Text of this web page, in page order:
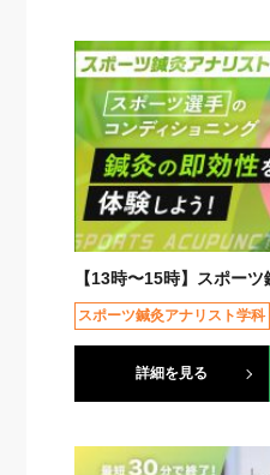
【13時〜15時】スポー
スポーツ鍼灸アナリスト学科
詳細を見る